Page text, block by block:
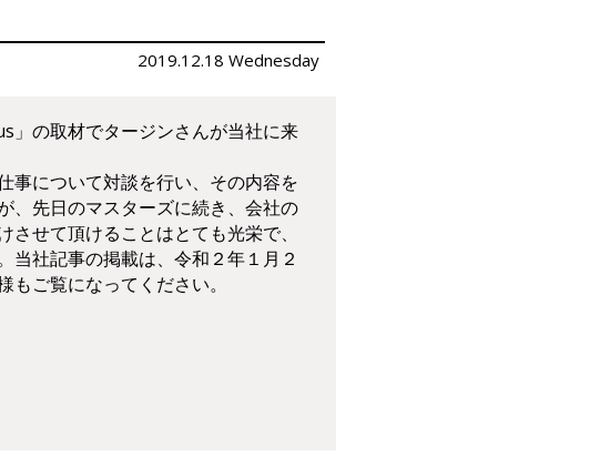
2019.12.18 Wednesday
」の取材でタージンさんが当社に来
事について対談を行い、その内容を
、先日のマスターズに続き、会社の
せて頂けることはとても光栄で、
当社記事の掲載は、令和２年１月２
もご覧になってください。